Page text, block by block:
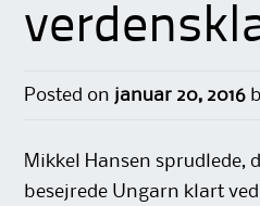
Posted on januar 20, 2016
Mikkel Hansen sprudlede,
besejrede Ungarn klart